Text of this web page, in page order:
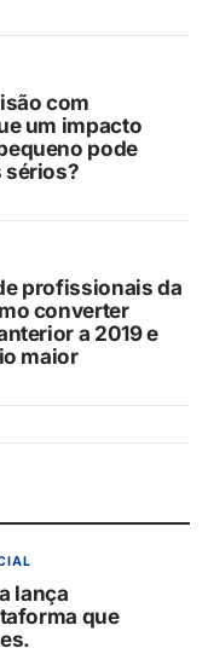
com
um impacto
pode
sérios?
profissionais da
converter
a 2019 e
maior
lança
que